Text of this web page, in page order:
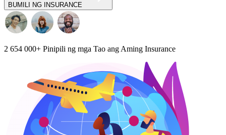
BUMILI NG INSURANCE
2 654 000+ Pinipili ng mga Tao ang Aming Insurance